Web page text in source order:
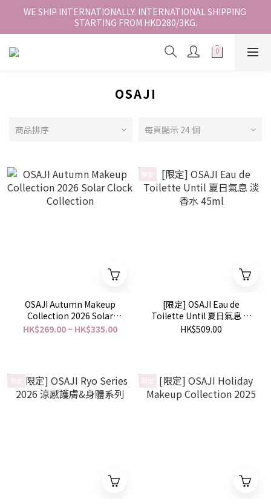
香港地區全店免運。免運費適用於香港順豐站、營業點或智能櫃取
件。
WE SHIP INTERNATIONALLY. INTERNATIONAL SHIPPING
STARTING FROM HKD280/3KG.
香港地區全店免運。免運費適用於香港順豐站、營業點或智能櫃取
OSAJI
商品排序 每頁顯示 24 個
OSAJI Autumn Makeup
Collection 2026 Solar
Clock Collection
HK$269.00 ~ HK$335.00
[限定] OSAJI Eau de
Toilette Until 夏日氣息 淡
香水 45ml
HK$509.00